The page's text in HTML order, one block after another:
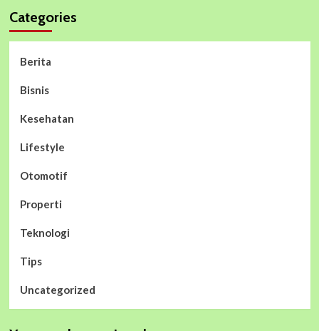
Categories
Berita
Bisnis
Kesehatan
Lifestyle
Otomotif
Properti
Teknologi
Tips
Uncategorized